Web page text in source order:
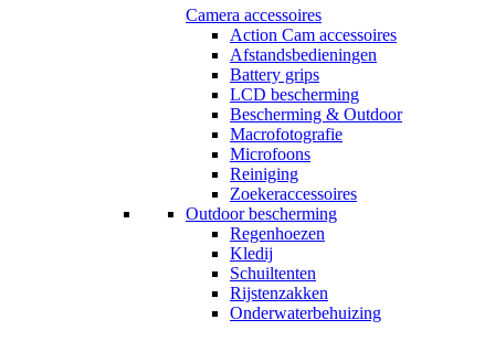
Camera accessoires
Action Cam accessoires
Afstandsbedieningen
Battery grips
LCD bescherming
Bescherming & Outdoor
Macrofotografie
Microfoons
Reiniging
Zoekeraccessoires
Outdoor bescherming
Regenhoezen
Kledij
Schuiltenten
Rijstenzakken
Onderwaterbehuizing